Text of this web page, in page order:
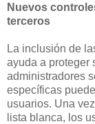
Nuevos
terceros
La inclusión de
ayuda a proteger
administradores
específicas
usuarios. Una
lista blanca, los